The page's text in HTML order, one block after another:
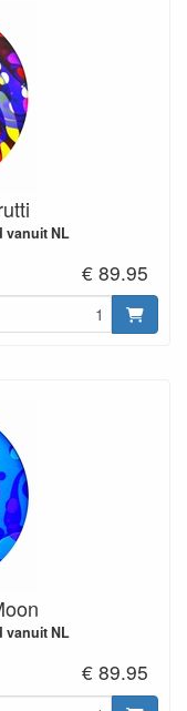
vanuit NL
€ 89.95
vanuit NL
€ 89.95